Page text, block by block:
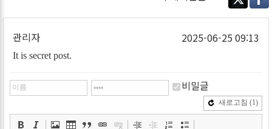
Twitter
관리자 2025-06-25 09:13
It is secret post.
비밀글
새로고침 (1)